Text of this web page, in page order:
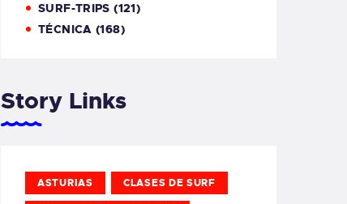
SURF-TRIPS (121)
TÉCNICA (168)
Story Links
ASTURIAS CLASES DE SURF